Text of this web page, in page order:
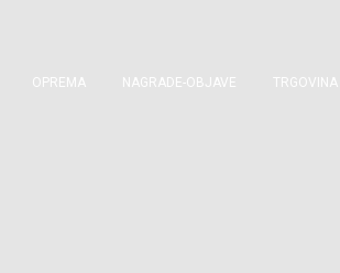
OPREMA NAGRADE-OBJAVE TRGOVINA